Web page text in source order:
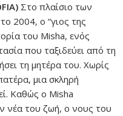
Στο πλαίσιο των
2004, ο “γιος της
του Misha, ενός
που ταξιδεύει από τη
τη μητέρα του. Χωρίς
μια σκληρή
Καθώς ο Misha
νέα του ζωή, ο νους του